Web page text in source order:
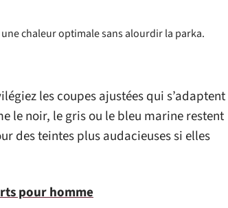
chaleur optimale sans alourdir la parka.
les coupes ajustées qui s’adaptent
le noir, le gris ou le bleu marine restent
des teintes plus audacieuses si elles
pour homme